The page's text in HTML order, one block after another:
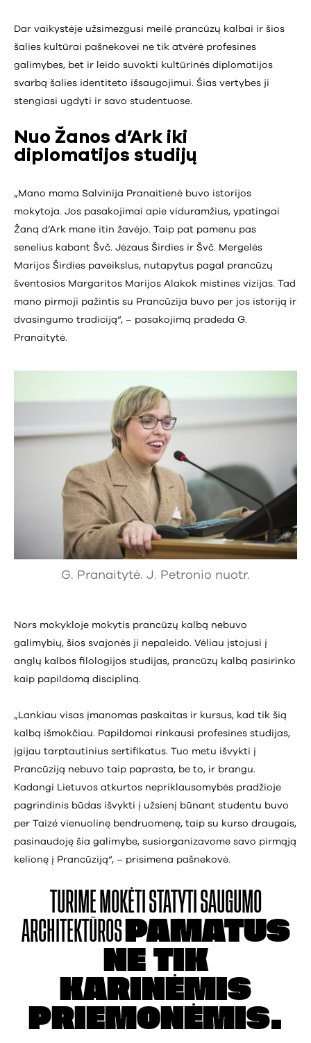
Dar vaikystėje užsimezgusi meilė prancūzų kalbai ir šios
šalies kultūrai pašnekovei ne tik atvėrė profesines
galimybes, bet ir leido suvokti kultūrinės diplomatijos
svarbą šalies identiteto išsaugojimui. Šias vertybes ji
stengiasi ugdyti ir savo studentuose.
Nuo Žanos d’Ark iki
diplomatijos studijų
„Mano mama Salvinija Pranaitienė buvo istorijos
mokytoja. Jos pasakojimai apie viduramžius, ypatingai
Žaną d’Ark mane itin žavėjo. Taip pat pamenu pas
senelius kabant Švč. Jėzaus Širdies ir Švč. Mergelės
Marijos Širdies paveikslus, nutapytus pagal prancūzų
šventosios Margaritos Marijos Alakok mistines vizijas. Tad
mano pirmoji pažintis su Prancūzija buvo per jos istoriją ir
dvasingumo tradiciją“, – pasakojimą pradeda G.
Pranaitytė.
G. Pranaitytė. J. Petronio nuotr.
Nors mokykloje mokytis prancūzų kalbą nebuvo
galimybių, šios svajonės ji nepaleido. Vėliau įstojusi į
anglų kalbos filologijos studijas, prancūzų kalbą pasirinko
kaip papildomą discipliną.
„Lankiau visas įmanomas paskaitas ir kursus, kad tik šią
kalbą išmokčiau. Papildomai rinkausi profesines studijas,
įgijau tarptautinius sertifikatus. Tuo metu išvykti į
Prancūziją nebuvo taip paprasta, be to, ir brangu.
Kadangi Lietuvos atkurtos nepriklausomybės pradžioje
pagrindinis būdas išvykti į užsienį būnant studentu buvo
per Taizé vienuolinę bendruomenę, taip su kurso draugais,
pasinaudoję šia galimybe, susiorganizavome savo pirmąją
kelionę į Prancūziją“, – prisimena pašnekovė.
TURIME MOKĖTI STATYTI SAUGUMO
ARCHITEKTŪROS PAMATUS
NE TIK
KARINĖMIS
PRIEMONĖMIS.